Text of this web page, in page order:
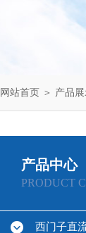
网站首页 ＞ 产品
产品中心
PRODUCT
西门子直